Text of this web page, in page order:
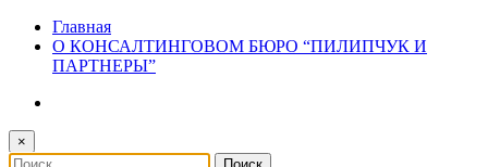
Главная
О КОНСАЛТИНГОВОМ БЮРО “ПИЛИПЧУК И
ПАРТНЕРЫ”
×